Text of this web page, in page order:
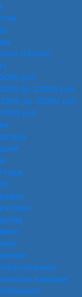
(Ferroni)
руб
до 22000 руб
до 30000 руб
руб
входные